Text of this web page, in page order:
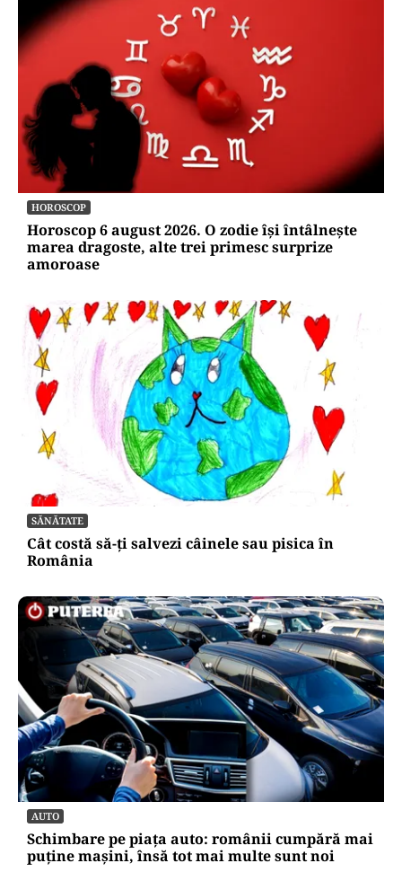
HOROSCOP
Horoscop 6 august 2026. O zodie își întâlnește
marea dragoste, alte trei primesc surprize
amoroase
SĂNĂTATE
Cât costă să-ți salvezi câinele sau pisica în
România
AUTO
Schimbare pe piața auto: românii cumpără mai
puține mașini, însă tot mai multe sunt noi